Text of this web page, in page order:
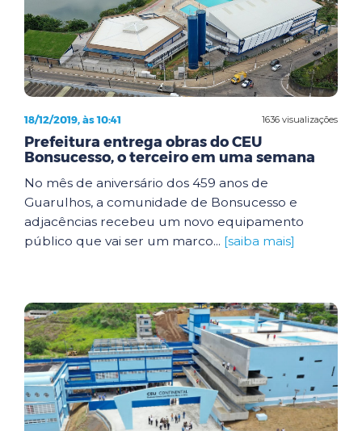
1636 visualizações
18/12/2019, às 10:41
Prefeitura entrega obras do CEU
Bonsucesso, o terceiro em uma semana
No mês de aniversário dos 459 anos de
Guarulhos, a comunidade de Bonsucesso e
adjacências recebeu um novo equipamento
público que vai ser um marco... [saiba mais]